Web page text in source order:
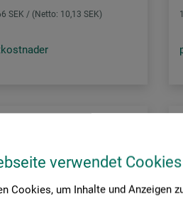
verwendet Cookies
Cookies, um Inhalte und Anzeigen
SEK / (Netto: 10,13 SEK)